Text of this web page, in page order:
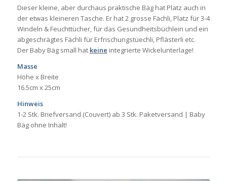
Dieser kleine, aber durchaus praktische Bäg hat Platz auch in
der etwas kleineren Tasche. Er hat 2 grosse Fächli, Platz für 3-4
Windeln & Feuchttücher, für das Gesundheitsbüchlein und ein
abgeschrägtes Fächli für Erfrischungstüechli, Pflästerli etc.
Der Baby Bäg small hat keine integrierte Wickelunterlage!
Masse
Höhe x Breite
16.5cm x 25cm
Hinweis
1-2 Stk. Briefversand (Couvert) ab 3 Stk. Paketversand | Baby
Bäg ohne Inhalt!